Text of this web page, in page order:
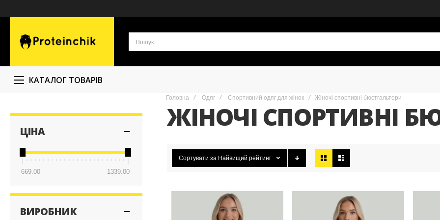
КАТАЛОГ ТОВАРІВ
Головна Одяг Спортивний одяг для жінок Жіночі спортивні бюстгальтери
ЖІНОЧІ СПОРТИВНІ
Сортувати за Найвищий рейтинг
ЦІНА
669.00 1339.00
ВИРОБНИК